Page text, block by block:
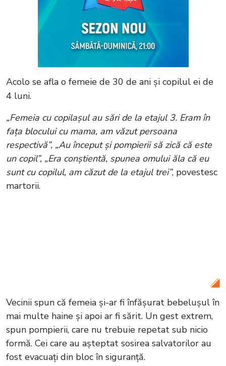
Acolo se afla o femeie de 30 de ani și copilul ei de
4 luni.
„Femeia cu copilașul au sări de la etajul 3. Eram în
fața blocului cu mama, am văzut persoana
respectivă”, „Au început și pompierii să zică că este
un copil”, „Era conștientă, spunea omului ăla că eu
sunt cu copilul, am căzut de la etajul trei”, povestesc
martorii.
Vecinii spun că femeia și-ar fi înfășurat bebelușul în
mai multe haine și apoi ar fi sărit. Un gest extrem,
spun pompierii, care nu trebuie repetat sub nicio
formă. Cei care au așteptat sosirea salvatorilor au
fost evacuați din bloc în siguranță.